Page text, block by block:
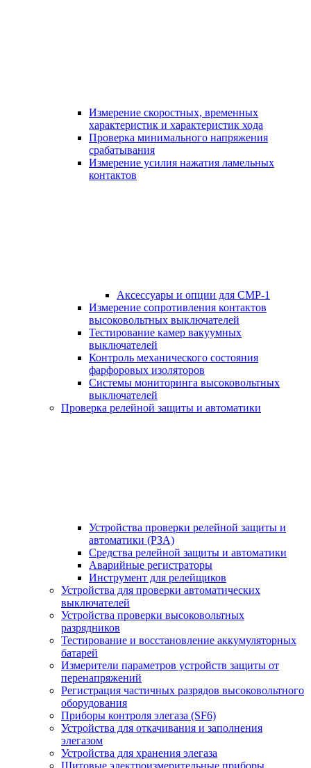
Измерение скоростных, временных
характеристик и характеристик хода
Проверка минимального напряжения
срабатывания
Измерение усилия нажатия ламельных
контактов
Аксессуары и опции для СМР-1
Измерение сопротивления контактов
высоковольтных выключателей
Тестирование камер вакуумных
выключателей
Контроль механического состояния
фарфоровых изоляторов
Системы мониторинга высоковольтных
выключателей
Проверка релейной защиты и автоматики
Устройства проверки релейной защиты и
автоматики (РЗА)
Средства релейной защиты и автоматики
Аварийные регистраторы
Инструмент для релейщиков
Устройства для проверки автоматических
выключателей
Устройства проверки высоковольтных
разрядников
Тестирование и восстановление аккумуляторных
батарей
Измерители параметров устройств защиты от
перенапряжений
Регистрация частичных разрядов высоковольтного
оборудования
Приборы контроля элегаза (SF6)
Устройства для откачивания и заполнения
элегазом
Устройства для хранения элегаза